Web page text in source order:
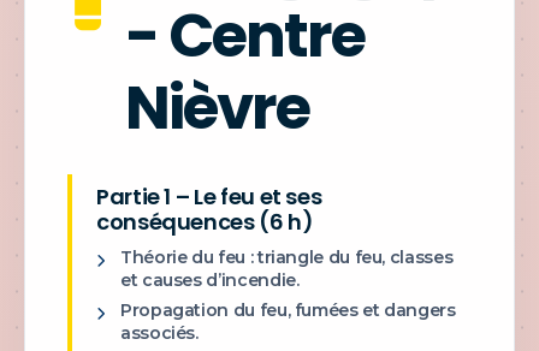
- Centre
Nièvre
Partie 1 – Le feu et ses
conséquences (6 h)
Théorie du feu : triangle du feu, classes
et causes d’incendie.
Propagation du feu, fumées et dangers
associés.